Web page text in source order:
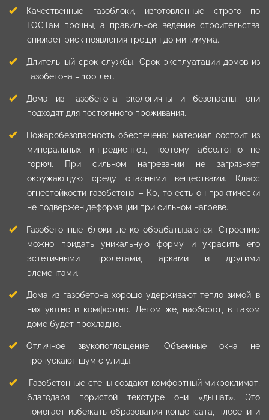
Качественные газоблоки, изготовленные строго по
ГОСТам прочны, а правильное ведение строительства
снижает риск появления трещин до минимума.
Длительный срок службы. Срок эксплуатации домов из
газобетона – 100 лет.
Дома из газобетона экологичны и безопасны, они
подходят для постоянного проживания.
Пожаробезопасность обеспечена: материал состоит из
минеральных ингредиентов, поэтому абсолютно не
горюч. При сильном нагревании не загрязняет
окружающую среду опасными веществами. Класс
огнестойкости газобетона – К0, то есть он практически
не подвержен деформации при сильном нагреве.
Газобетонные блоки легко обрабатываются. Строению
можно придать уникальную форму и украсить его
эстетичными пролетами, арками и другими
элементами.
Дома из газобетона хорошо удерживают тепло зимой, в
них уютно и комфортно. Летом же, наоборот, в таком
доме будет прохладно.
Отличное звукопоглощение. Объемные окна не
пропускают шум с улицы.
Газобетонные стены создают комфортный микроклимат,
благодаря пористой текстуре они «дышат». Это
помогает избежать образования конденсата, плесени и